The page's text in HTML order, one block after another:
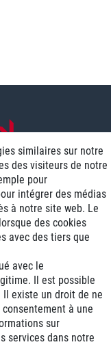
garantie
94 *
similaires sur notre
des visiteurs de notre
pour
intégrer des médias
à notre site web. Le
des cookies
avec des tiers que
avec le
Il est possible
existe un droit de ne
à une
sur
services dans notre